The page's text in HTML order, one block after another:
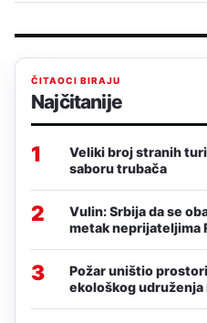
ČITAOCI BIRAJU
Najčitanije
1
Veliki broj stranih
saboru trubača
2
Vulin: Srbija da se
metak neprijateljima
3
Požar uništio
ekološkog udruženja